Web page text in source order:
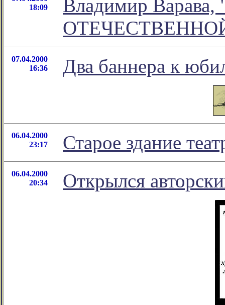
18:09
Владимир
07.04.2000
16:36
Два баннера к
06.04.2000
23:17
Старое здание
06.04.2000
20:34
Открылся